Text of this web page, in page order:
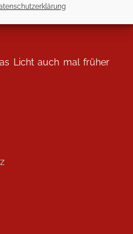
Licht auch mal früher